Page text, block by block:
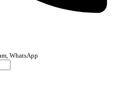
WhatsApp